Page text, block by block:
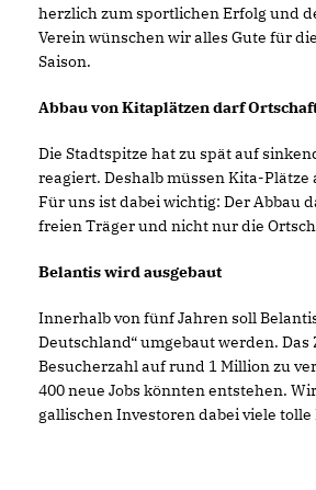
herzlich zum sportlichen Erfolg und
Verein wünschen wir alles Gute für
Saison.
Abbau von Kitaplätzen darf
Die Stadtspitze hat zu spät auf
reagiert. Deshalb müssen Kita-Plätze
Für uns ist dabei wichtig: Der Abbau
freien Träger und nicht nur die
Belantis wird ausgebaut
Innerhalb von fünf Jahren soll
Deutschland“ umgebaut werden. Das
Besucherzahl auf rund 1 Million zu
400 neue Jobs könnten entstehen.
gallischen Investoren dabei viele tolle